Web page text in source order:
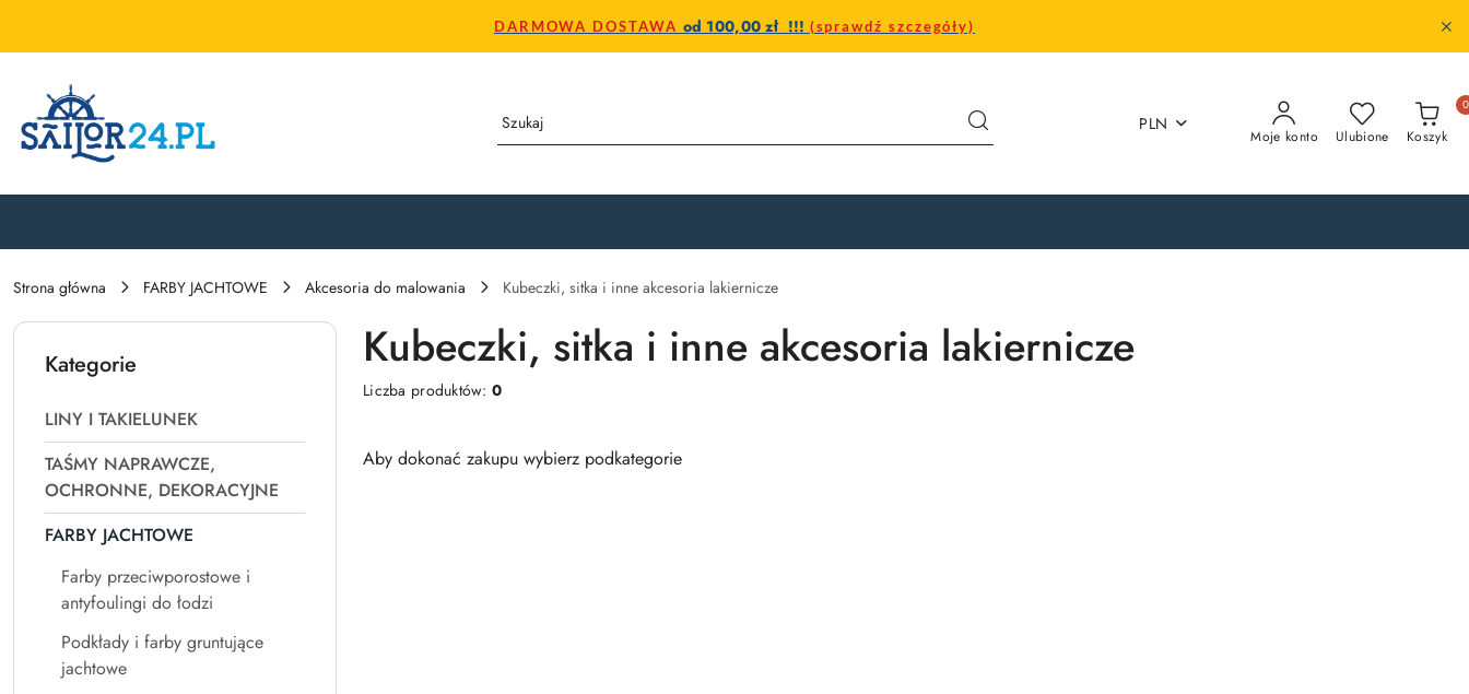
DARMOWA DOSTAWA od 100,00 zł !!! (sprawdź szczegóły)
PLN
Moje konto Ulubione Koszyk
0
Strona główna FARBY JACHTOWE Akcesoria do malowania Kubeczki, sitka i inne akcesoria lakiernicze
Kategorie
LINY I TAKIELUNEK
TAŚMY NAPRAWCZE,
OCHRONNE, DEKORACYJNE
FARBY JACHTOWE
Farby przeciwporostowe i
antyfoulingi do łodzi
Podkłady i farby gruntujące
jachtowe
Kubeczki, sitka i inne akcesoria lakiernicze
Liczba produktów:0
Aby dokonać zakupu wybierz podkategorie